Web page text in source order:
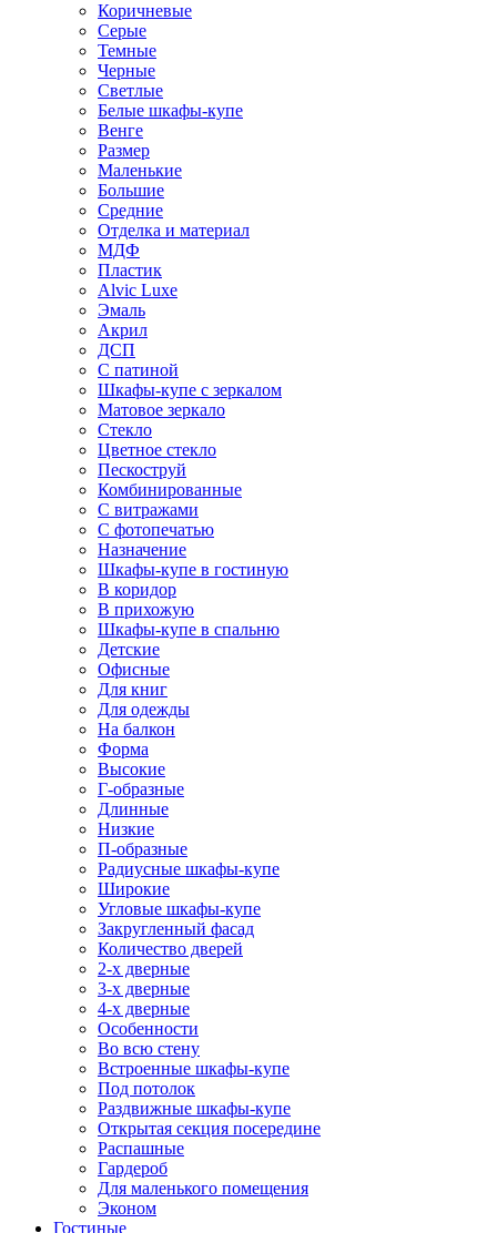
Коричневые
Серые
Темные
Черные
Светлые
Белые шкафы-купе
Венге
Размер
Маленькие
Большие
Средние
Отделка и материал
МДФ
Пластик
Alvic Luxe
Эмаль
Акрил
ДСП
С патиной
Шкафы-купе с зеркалом
Матовое зеркало
Стекло
Цветное стекло
Пескоструй
Комбинированные
С витражами
С фотопечатью
Назначение
Шкафы-купе в гостиную
В коридор
В прихожую
Шкафы-купе в спальню
Детские
Офисные
Для книг
Для одежды
На балкон
Форма
Высокие
Г-образные
Длинные
Низкие
П-образные
Радиусные шкафы-купе
Широкие
Угловые шкафы-купе
Закругленный фасад
Количество дверей
2-х дверные
3-х дверные
4-х дверные
Особенности
Во всю стену
Встроенные шкафы-купе
Под потолок
Раздвижные шкафы-купе
Открытая секция посередине
Распашные
Гардероб
Для маленького помещения
Эконом
Гостиные